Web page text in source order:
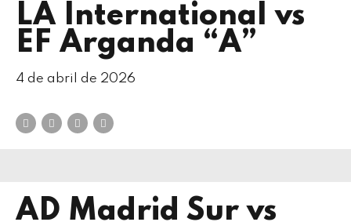
LA International vs
EF Arganda “A”
4 de abril de 2026
AD Madrid Sur vs